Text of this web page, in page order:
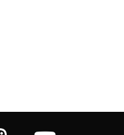
instagram